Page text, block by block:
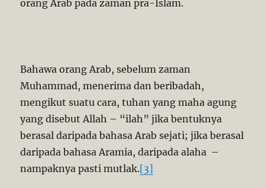
orang Arab pada zaman pra-Islam.
Bahawa orang Arab, sebelum zaman
Muhammad, menerima dan beribadah,
mengikut suatu cara, tuhan yang maha agung
yang disebut Allah – “ilah” jika bentuknya
berasal daripada bahasa Arab sejati; jika berasal
daripada bahasa Aramia, daripada alaha –
nampaknya pasti mutlak.[3]